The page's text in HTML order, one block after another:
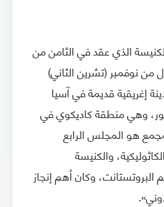
الذي عقد في الثامن من
من نوفمبر (تشرين الثاني)
إغريقية قديمة في آسيا
وهي منطقة كاديكوي في
هو المجلس الرابع
والكنيسة
وكان أهم إنجاز